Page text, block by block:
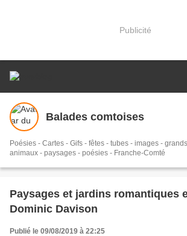
Publicité
Balades comtoises
Poésies - Cartes - Gifs - fêtes - tubes - images -
animaux - paysages - poésies - Franche-Comté
Paysages et jardins romantiques
Dominic Davison
Publié le 09/08/2019 à 22:25